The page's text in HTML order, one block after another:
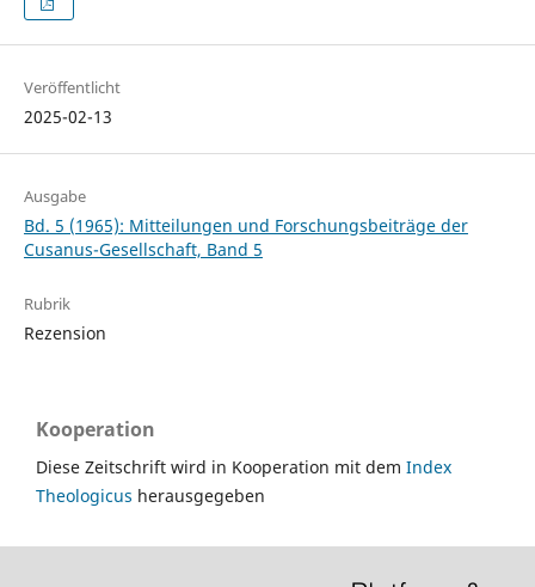
Veröffentlicht
2025-02-13
Ausgabe
Bd. 5 (1965): Mitteilungen und Forschungsbeiträge der
Cusanus-Gesellschaft, Band 5
Rubrik
Rezension
Kooperation
Diese Zeitschrift wird in Kooperation mit dem Index
Theologicus herausgegeben